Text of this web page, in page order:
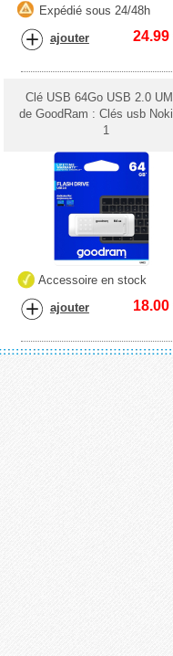
Expédié sous 24/48h
ajouter 24.99
Clé USB 64Go USB 2.0
de GoodRam : Clés usb
1
Accessoire en stock
ajouter 18.00